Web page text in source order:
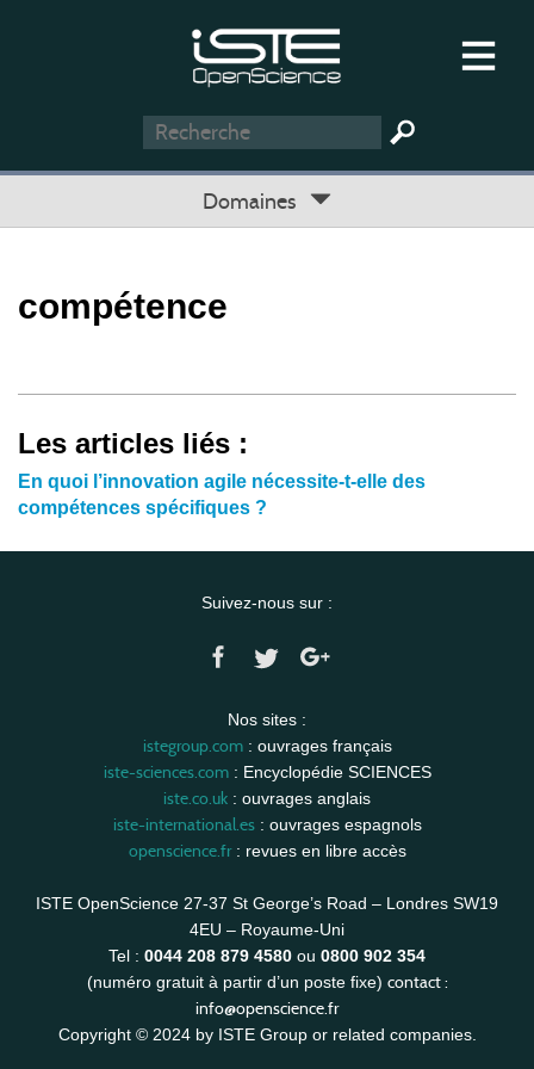
Domaines
compétence
Les articles liés :
En quoi l’innovation agile nécessite-t-elle des
compétences spécifiques ?
Suivez-nous sur :
Nos sites :
istegroup.com: ouvrages français
iste-sciences.com: Encyclopédie SCIENCES
iste.co.uk : ouvrages anglais
iste-international.es: ouvrages espagnols
openscience.fr: revues en libre accès
ISTE OpenScience 27-37 St George’s Road – Londres SW19
4EU – Royaume-Uni
Tel : 0044 208 879 4580 ou 0800 902 354
(numéro gratuit à partir d’un poste fixe) contact :
info@openscience.fr
Copyright © 2024 by ISTE Group or related companies.